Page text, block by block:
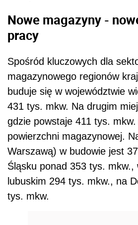
Nowe magazyny -
pracy
Spośród kluczowych dla
magazynowego regionów
buduje się w województwie
431 tys. mkw. Na drugim
gdzie powstaje 411 tys.
powierzchni magazynowej.
Warszawą) w budowie jest
Śląsku ponad 353 tys. mkw.,
lubuskim 294 tys. mkw., na
tys. mkw.